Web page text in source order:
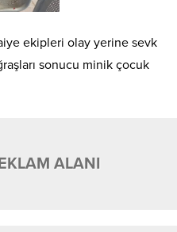
ekipleri olay yerine sevk
sonucu minik çocuk
ALANI